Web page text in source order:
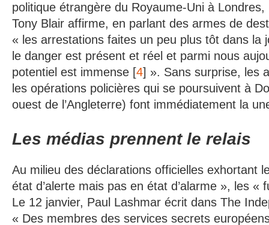
politique étrangère du Royaume-Uni à
Tony Blair affirme, en parlant des armes de
« les arrestations faites un peu plus tôt dans la
le danger est présent et réel et parmi nous
potentiel est immense [4] ». Sans surprise, les
les opérations policières qui se poursuivent à
ouest de l’Angleterre) font immédiatement la
Les médias prennent le relais
Au milieu des déclarations officielles exhortant
état d’alerte mais pas en état d’alarme », les «
Le 12 janvier, Paul Lashmar écrit dans The
« Des membres des services secrets